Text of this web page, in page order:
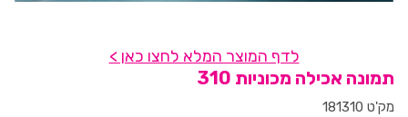
לדף המוצר המלא לחצו כאן >
תמונה אכילה מכוניות 310
מק'ט 181310